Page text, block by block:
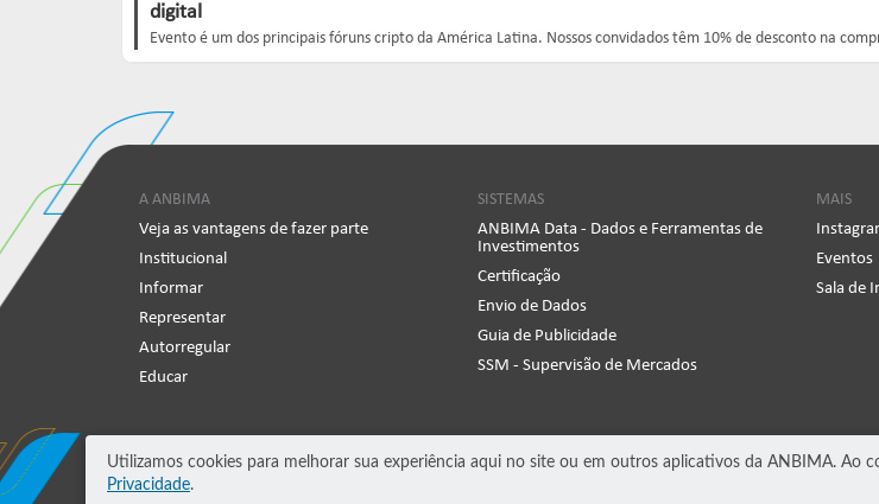
Utilizamos cookies para melhorar sua experiência aqui no site ou em outros aplicativos da ANBIMA. Ao
Privacidade.
digital
Evento é um dos principais fóruns cripto da América Latina. Nossos convidados têm 10% de desconto na
A ANBIMA
Veja as vantagens de fazer parte
Institucional
Informar
Representar
Autorregular
Educar
SISTEMAS
ANBIMA Data - Dados e Ferramentas de
Investimentos
Certificação
Envio de Dados
Guia de Publicidade
SSM - Supervisão de Mercados
MAIS
Eventos
Sala de